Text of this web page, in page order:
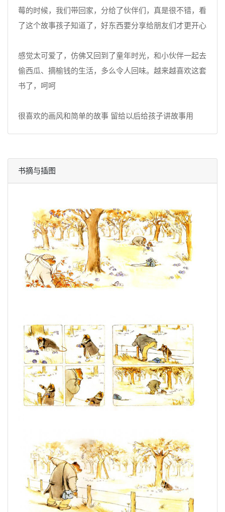
莓的时候，我们带回家，分给了伙伴们，真是很不错，看
了这个故事孩子知道了，好东西要分享给朋友们才更开心
感觉太可爱了，仿佛又回到了童年时光，和小伙伴一起去
偷西瓜、摘榆钱的生活，多么令人回味。越来越喜欢这套
书了，呵呵
很喜欢的画风和简单的故事 留给以后给孩子讲故事用
书摘与插图